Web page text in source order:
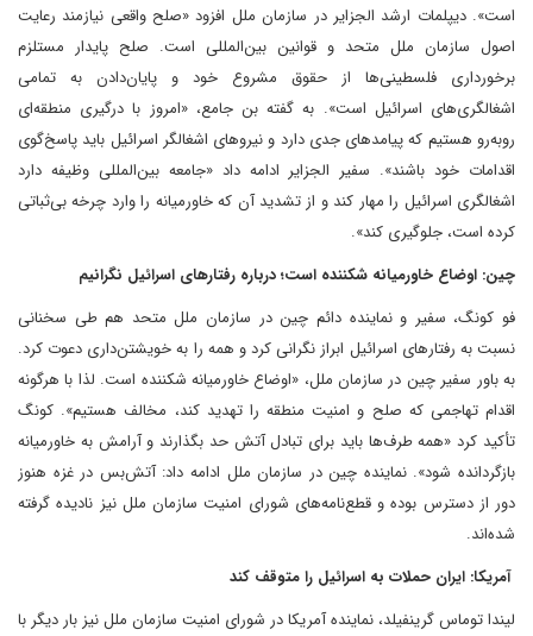
است». دیپلمات ارشد الجزایر در سازمان ملل افزود «صلح واقعی نیازمند رعایت
اصول سازمان ملل متحد و قوانین بین‌المللی است. صلح پایدار مستلزم
برخورداری فلسطینی‌ها از حقوق مشروع خود و پایان‌دادن به تمامی
اشغالگری‌های اسرائیل است». به گفته بن جامع، «امروز با درگیری منطقه‌ای
روبه‌رو هستیم که پیامدهای جدی دارد و نیروهای اشغالگر اسرائیل باید پاسخ‌گوی
اقدامات خود باشند». سفیر الجزایر ادامه داد «جامعه بین‌المللی وظیفه دارد
اشغالگری اسرائیل را مهار کند و از تشدید آن که خاورمیانه را وارد چرخه بی‌ثباتی
کرده است، جلوگیری کند».
چین: اوضاع خاورمیانه شکننده است؛ درباره رفتارهای اسرائیل نگرانیم
فو کونگ، سفیر و نماینده دائم چین در سازمان ملل متحد هم طی سخنانی
نسبت به رفتارهای اسرائیل ابراز نگرانی کرد و همه را به خویشتن‌داری دعوت کرد.
به باور سفیر چین در سازمان ملل، «اوضاع خاورمیانه شکننده است. لذا با هرگونه
اقدام تهاجمی که صلح و امنیت منطقه را تهدید کند، مخالف هستیم». کونگ
تأکید کرد «همه طرف‌ها باید برای تبادل آتش حد بگذارند و آرامش به خاورمیانه
بازگردانده شود». نماینده چین در سازمان ملل ادامه داد: آتش‌بس در غزه هنوز
دور از دسترس بوده و قطع‌نامه‌های شورای امنیت سازمان ملل نیز نادیده گرفته
شده‌اند.
آمریکا: ایران حملات به اسرائیل را متوقف کند
لیندا توماس گرینفیلد، نماینده آمریکا در شورای امنیت سازمان ملل نیز بار دیگر با